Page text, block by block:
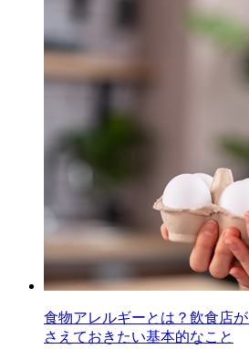
食物アレルギーとは？飲食店
さえておきたい基本的なこと